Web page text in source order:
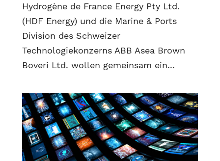
Hydrogène de France Energy Pty Ltd.
(HDF Energy) und die Marine & Ports
Division des Schweizer
Technologiekonzerns ABB Asea Brown
Boveri Ltd. wollen gemeinsam ein...